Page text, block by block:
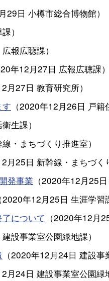
29日 小樽市総合博物館）
）
広報広聴課）
年12月27日 広報広聴課）
月27日 教育研究所）
（2020年12月26日 戸籍
生課）
線・まちづくり推進室）
月25日 新幹線・まちづく
発事業 （2020年12月25日
（2020年12月25日 生涯学習
について （2020年12月
建設事業室公園緑地課）
（2020年12月24日 建設事
月24日 建設事業室公園緑